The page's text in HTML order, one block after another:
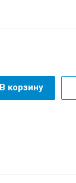
В корзину